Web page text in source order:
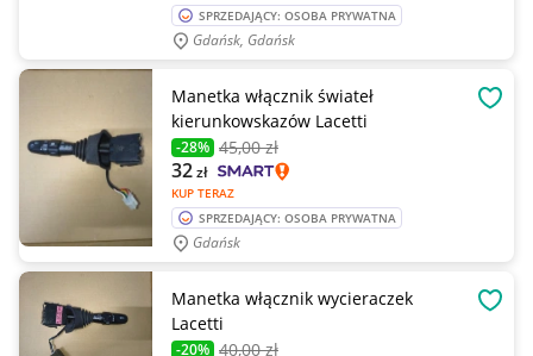
SPRZEDAJĄCY: OSOBA PRYWATNA
Gdańsk, Gdańsk
Manetka włącznik świateł
kierunkowskazów Lacetti
-28% 45,00 zł
KUP TERAZ
32zł
SPRZEDAJĄCY: OSOBA PRYWATNA
Gdańsk
Manetka włącznik wycieraczek
Lacetti
-20% 40,00 zł